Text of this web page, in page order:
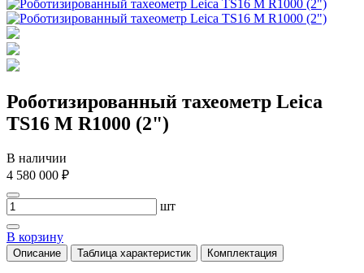
Роботизированный тахеометр Leica
TS16 M R1000 (2")
В наличии
4 580 000 ₽
шт
В корзину
Описание Таблица характеристик Комплектация